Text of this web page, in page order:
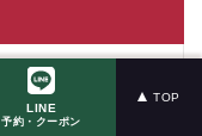
LINE
予約・クーポン
TOP